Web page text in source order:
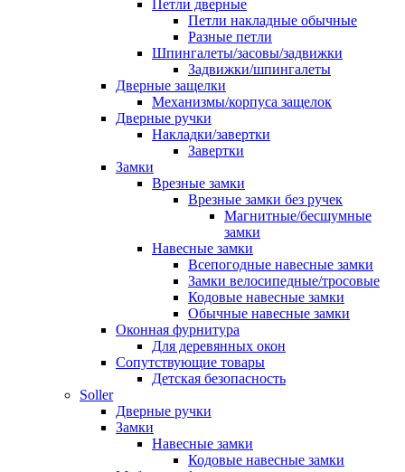
Петли дверные
Петли накладные обычные
Разные петли
Шпингалеты/засовы/задвижки
Задвижки/шпингалеты
Дверные защелки
Механизмы/корпуса защелок
Дверные ручки
Накладки/завертки
Завертки
Замки
Врезные замки
Врезные замки без ручек
Магнитные/бесшумные
замки
Навесные замки
Всепогодные навесные замки
Замки велосипедные/тросовые
Кодовые навесные замки
Обычные навесные замки
Оконная фурнитура
Для деревянных окон
Сопутствующие товары
Детская безопасность
Soller
Дверные ручки
Замки
Навесные замки
Кодовые навесные замки